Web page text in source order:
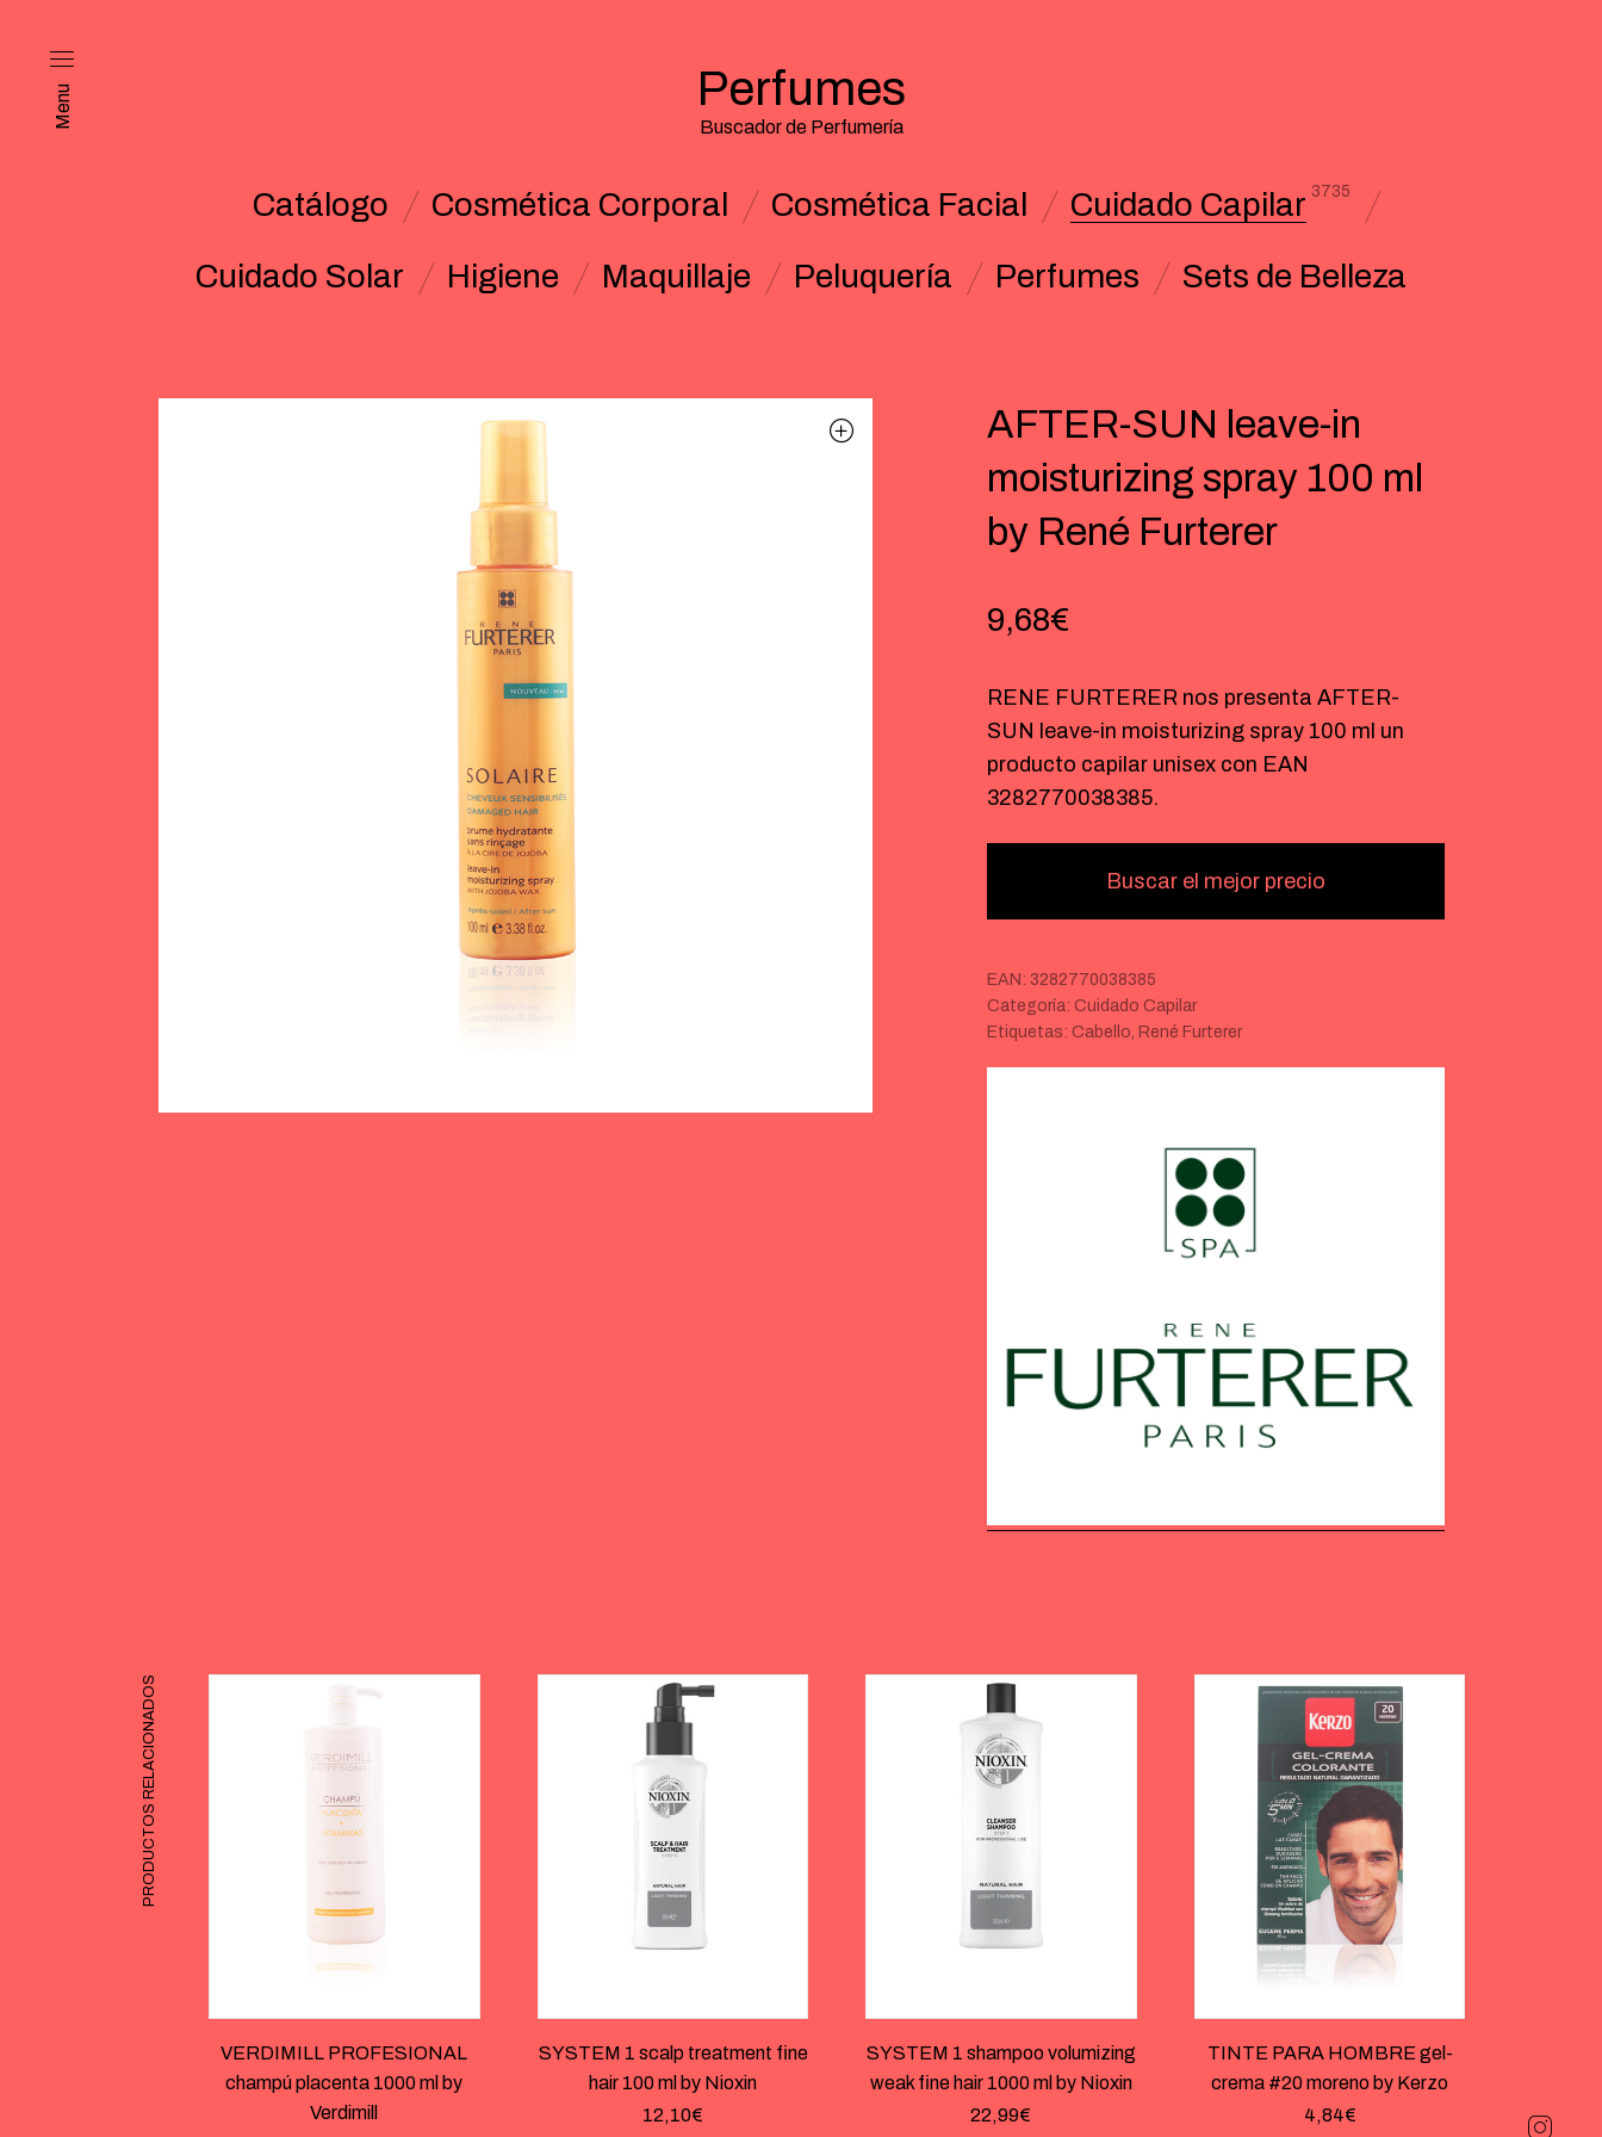
Menu Perfumes
Buscador de Perfumería
Catálogo Cosmética Corporal Cosmética Facial Cuidado Capilar 3735
Cuidado Solar Higiene Maquillaje Peluquería Perfumes Sets de Belleza
AFTER-SUN leave-in
moisturizing spray 100 ml
by René Furterer
9,68€
RENE FURTERER nos presenta AFTER-
SUN leave-in moisturizing spray 100 ml un
producto capilar unisex con EAN
3282770038385.
Buscar el mejor precio
EAN: 3282770038385
Categoría: Cuidado Capilar
Etiquetas: Cabello, René Furterer
PRODUCTOS RELACIONADOS
VERDIMILL PROFESIONAL
champú placenta 1000 ml by
Verdimill
SYSTEM 1 scalp treatment fine
hair 100 ml by Nioxin
12,10€
SYSTEM 1 shampoo volumizing
weak fine hair 1000 ml by Nioxin
22,99€
TINTE PARA HOMBRE gel-
crema #20 moreno by Kerzo
4,84€